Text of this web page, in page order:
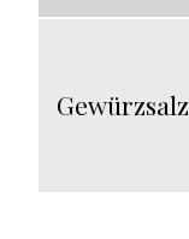
Gewürzsalz